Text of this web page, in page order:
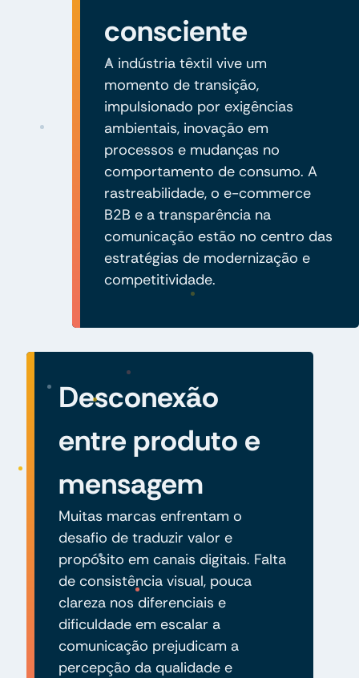
consciente
A indústria têxtil vive um
momento de transição,
impulsionado por exigências
ambientais, inovação em
processos e mudanças no
comportamento de consumo. A
rastreabilidade, o e-commerce
B2B e a transparência na
comunicação estão no centro das
estratégias de modernização e
competitividade.
Desconexão
entre produto e
mensagem
Muitas marcas enfrentam o
desafio de traduzir valor e
propósito em canais digitais. Falta
de consistência visual, pouca
clareza nos diferenciais e
dificuldade em escalar a
comunicação prejudicam a
percepção da qualidade e